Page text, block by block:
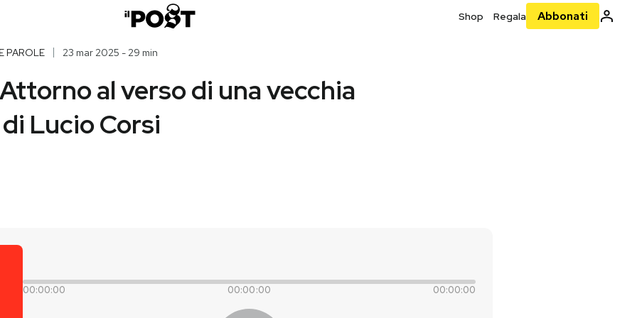
Shop Regala Abbonati
PAROLE 23 mar 2025 - 29 min
al verso di una vecchia
Lucio Corsi
00:00:00 00:00:00 00:00:00